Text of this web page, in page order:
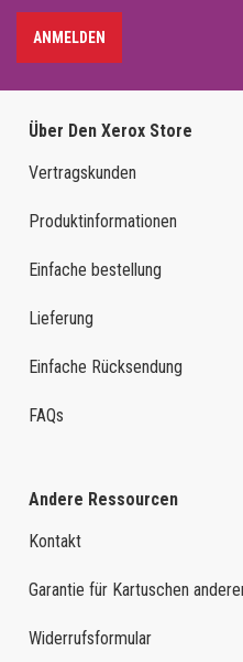
ANMELDEN
Über Den Xerox Store
Vertragskunden
Produktinformationen
Einfache bestellung
Lieferung
Einfache Rücksendung
FAQs
Andere Ressourcen
Kontakt
Garantie für Kartuschen
Widerrufsformular